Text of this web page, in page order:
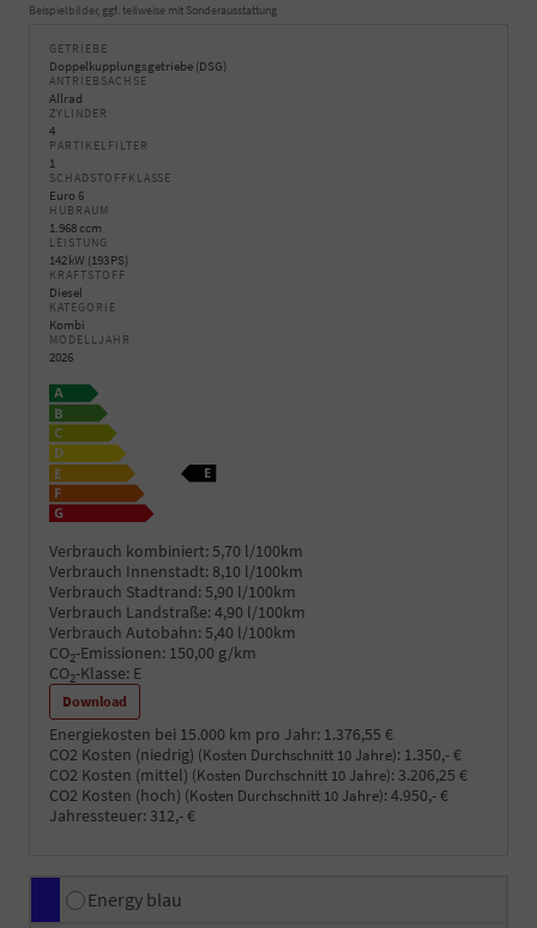
Beispielbilder, ggf. teilweise mit Sonderausstattung
GETRIEBE
Doppelkupplungsgetriebe (DSG)
ANTRIEBSACHSE
Allrad
ZYLINDER
4
PARTIKELFILTER
1
SCHADSTOFFKLASSE
Euro 6
HUBRAUM
1.968 ccm
LEISTUNG
142 kW (193 PS)
KRAFTSTOFF
Diesel
KATEGORIE
Kombi
MODELLJAHR
2026
Verbrauch kombiniert: 5,70 l/100km
Verbrauch Innenstadt: 8,10 l/100km
Verbrauch Stadtrand: 5,90 l/100km
Verbrauch Landstraße: 4,90 l/100km
Verbrauch Autobahn: 5,40 l/100km
CO2-Emissionen: 150,00 g/km
CO2-Klasse: E
Download
Energiekosten bei 15.000 km pro Jahr: 1.376,55 €
CO2 Kosten (niedrig) (Kosten Durchschnitt 10 Jahre): 1.350,- €
CO2 Kosten (mittel) (Kosten Durchschnitt 10 Jahre): 3.206,25 €
CO2 Kosten (hoch) (Kosten Durchschnitt 10 Jahre): 4.950,- €
Jahressteuer: 312,- €
Energy blau